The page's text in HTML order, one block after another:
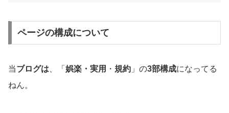
ページの構成について
当ブログは、「 娯楽・実用 ・ 規約 」の3部構成になってる
ねん。